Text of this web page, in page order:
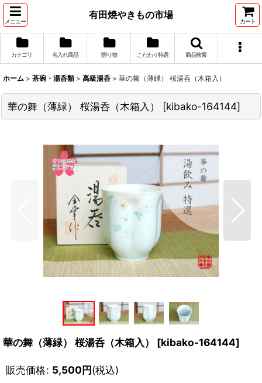
メニュー
有田焼やきもの市場
カート
カテゴリ 名入れ商品 贈り物 こだわり特選 商品検索
ホーム > 茶碗・湯呑類 > 高級湯呑 > 華の舞（薄緑） 桜湯呑（木箱入）
華の舞（薄緑） 桜湯呑（木箱入） [kibako-164144]
華の舞（薄緑） 桜湯呑（木箱入） [kibako-164144]
販売価格: 5,500円(税込)